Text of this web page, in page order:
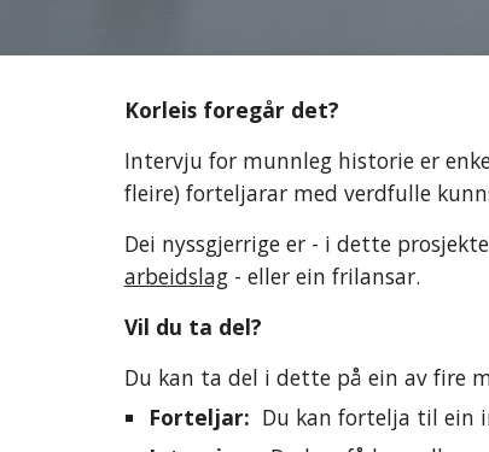
Korleis foregår det?
Intervju for munnleg historie er
fleire) forteljarar med verdfulle
Dei nyssgjerrige er - i dette
arbeidslag - eller ein frilansar.
Vil du ta del?
Du kan ta del i dette på ein av fire
Forteljar: Du kan fortelja til ein